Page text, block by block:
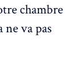
chambre
va pas